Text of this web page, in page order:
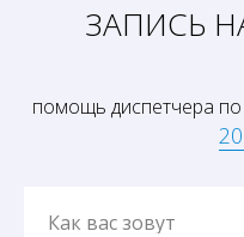
ЗАПИСЬ
помощь диспетчера
Как вас зовут